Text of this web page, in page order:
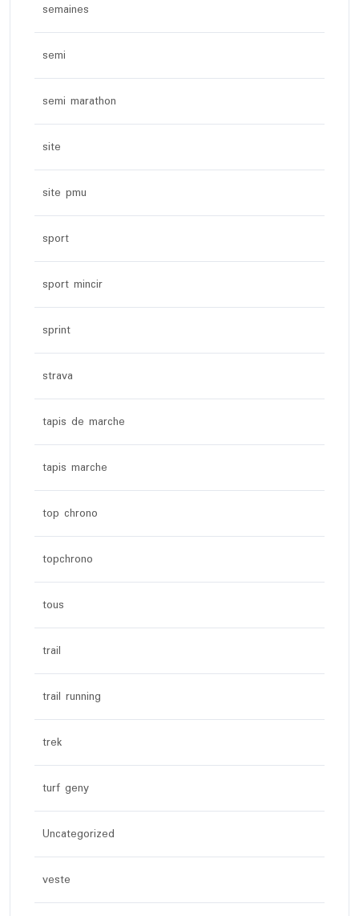
semaines
semi
semi marathon
site
site pmu
sport
sport mincir
sprint
strava
tapis de marche
tapis marche
top chrono
topchrono
tous
trail
trail running
trek
turf geny
Uncategorized
veste